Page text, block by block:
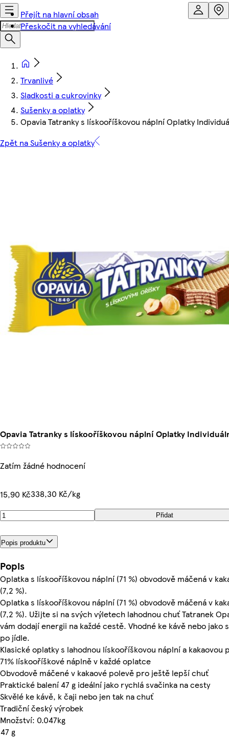
Přejít na hlavní obsah
Přeskočit na vyhledávání
Trvanlivé
Sladkosti a cukrovinky
Sušenky a oplatky
Opavia Tatranky s lískooříškovou náplní Oplatky
Zpět na Sušenky a oplatky
Opavia Tatranky s lískooříškovou náplní Oplatky
Zatím žádné hodnocení
15,90 Kč338,30 Kč/kg
Přidat
Popis produktu
Popis
Oplatka s lískooříškovou náplní (71 %) obvodově máčená v
(7,2 %).
Oplatka s lískooříškovou náplní (71 %) obvodově máčená v
(7,2 %). Užijte si na svých výletech lahodnou chuť Tatranek
vám dodají energii na každé cestě. Vhodné ke kávě nebo jako
po jídle.
Klasické oplatky s lahodnou lískooříškovou náplní a kakaovou
71% lískooříškové náplně v každé oplatce
Obvodově máčené v kakaové polevě pro ještě lepší chuť
Praktické balení 47 g ideální jako rychlá svačinka na cesty
Skvělé ke kávě, k čaji nebo jen tak na chuť
Tradiční český výrobek
Množství: 0.047kg
47 g